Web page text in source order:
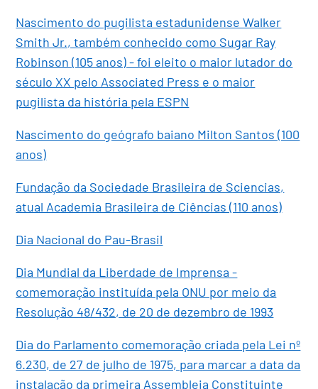
Nascimento do pugilista estadunidense Walker
Smith Jr., também conhecido como Sugar Ray
Robinson (105 anos) - foi eleito o maior lutador do
século XX pelo Associated Press e o maior
pugilista da história pela ESPN
Nascimento do geógrafo baiano Milton Santos (100
anos)
Fundação da Sociedade Brasileira de Sciencias,
atual Academia Brasileira de Ciências (110 anos)
Dia Nacional do Pau-Brasil
Dia Mundial da Liberdade de Imprensa -
comemoração instituída pela ONU por meio da
Resolução 48/432, de 20 de dezembro de 1993
Dia do Parlamento comemoração criada pela Lei nº
6.230, de 27 de julho de 1975, para marcar a data da
instalação da primeira Assembleia Constituinte